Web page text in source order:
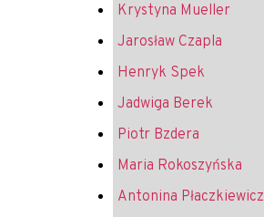
Krystyna Mueller
Jarosław Czapla
Henryk Spek
Jadwiga Berek
Piotr Bzdera
Maria Rokoszyńska
Antonina Płaczkiewicz